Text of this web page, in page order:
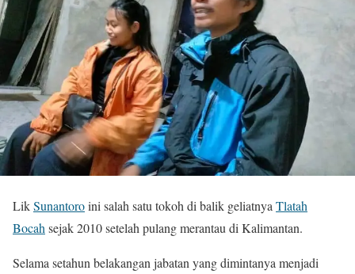
LikSunantoroini salah satu tokoh di balik geliatnya Tlatah
Bocah sejak 2010 setelah pulang merantau di Kalimantan.
Selama setahun belakangan jabatan yang dimintanya menjadi